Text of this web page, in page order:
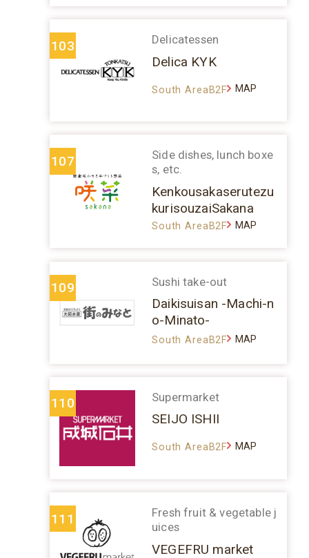
103 Delicatessen
Delica KYK
South AreaB2F MAP
107
Side dishes, lunch boxe
s, etc.
Kenkousakaserutezu
kurisouzaiSakana
South AreaB2F MAP
109 Sushi take-out
Daikisuisan -Machi-n
o-Minato-
South AreaB2F MAP
110 Supermarket
SEIJO ISHII
South AreaB2F MAP
111
Fresh fruit & vegetable j
uices
VEGEFRU market